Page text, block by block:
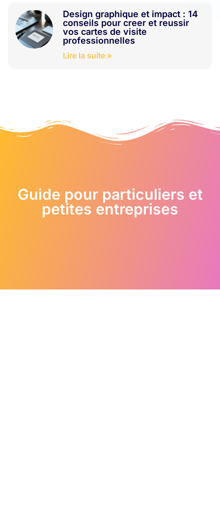
Design graphique et impact : 14
conseils pour creer et reussir
vos cartes de visite
professionnelles
Lire la suite »
Guide pour particuliers et
petites entreprises